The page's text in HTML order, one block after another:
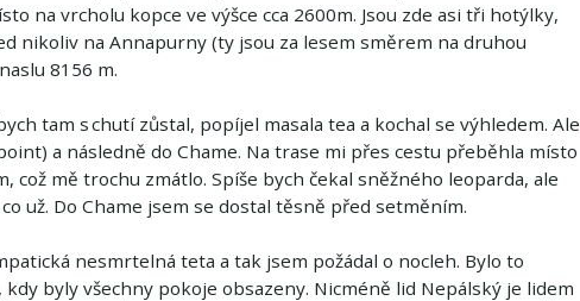
na vrcholu kopce ve výšce cca 2600m. Jsou zde asi tři hotýlky,
nikoliv na Annapurny (ty jsou za lesem směrem na druhou
8156 m.
tam s chutí zůstal, popíjel masala tea a kochal se výhledem. Ale
a následně do Chame. Na trase mi přes cestu přeběhla místo
což mě trochu zmátlo. Spíše bych čekal sněžného leoparda, ale
už. Do Chame jsem se dostal těsně před setměním.
nesmrtelná teta a tak jsem požádal o nocleh. Bylo to
byly všechny pokoje obsazeny. Nicméně lid Nepálský je lidem